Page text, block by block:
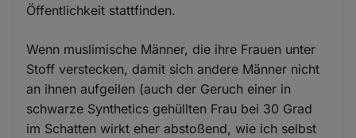
Öffentlichkeit stattfinden.
Wenn muslimische Männer, die ihre Frauen unter
Stoff verstecken, damit sich andere Männer nicht
an ihnen aufgeilen (auch der Geruch einer in
schwarze Synthetics gehüllten Frau bei 30 Grad
im Schatten wirkt eher abstoßend, wie ich selbst